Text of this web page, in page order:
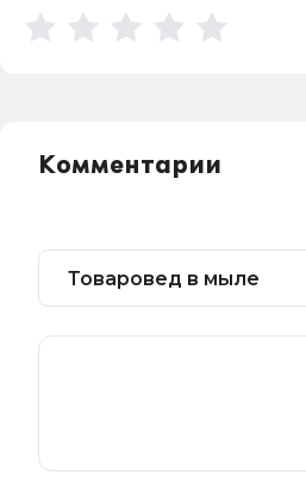
Комментарии